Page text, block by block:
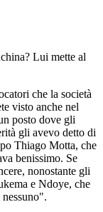
Lui mette al
che la società
visto anche nel
posto dove gli
gli avevo detto di
Thiago Motta, che
benissimo. Se
nonostante gli
e Ndoye, che